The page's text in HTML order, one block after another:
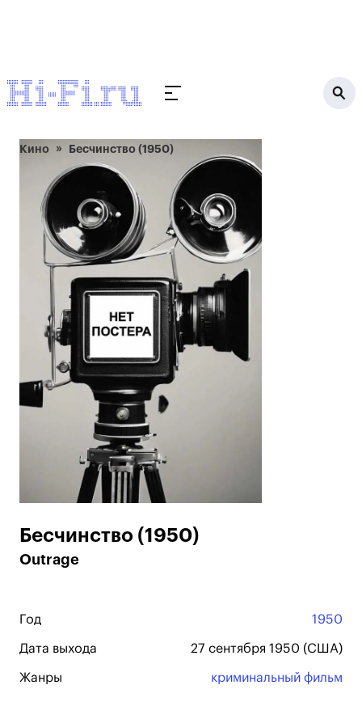
Кино Бесчинство (1950)
Бесчинство (1950)
Outrage
Год 1950
Дата выхода 27 сентября 1950 (США)
Жанры криминальный фильм